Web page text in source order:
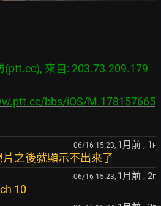
(ptt.cc), 來自: 203.73.209.179
bbs/iOS/M.178157665
06/16 15:23, 1月前 , 1 F
之後就顯示不出來了
06/16 15:23, 1月前 , 2F
10